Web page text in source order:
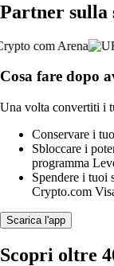
Partner sulla
Cosa fare dopo
Una volta convertiti i
Conservare i
Sbloccare i
programma
Spendere i tuoi
Crypto.com
Scarica l'app
Scopri oltre